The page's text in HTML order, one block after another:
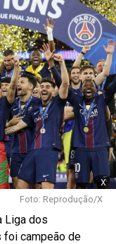
x
Foto: Reprodução/X
Liga dos
foi campeão de